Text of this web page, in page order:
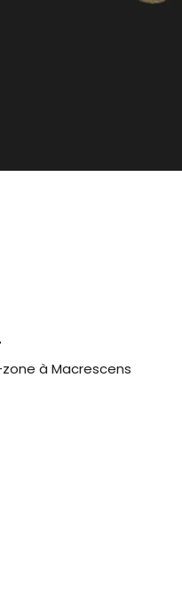
à Macrescens